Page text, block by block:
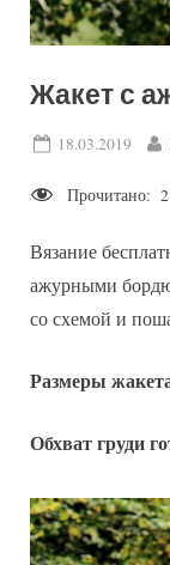
Жакет с
Posted
18.03.2019
Прочитано:
Вязание
ажурными
со схемой и
Размеры
Обхват груди